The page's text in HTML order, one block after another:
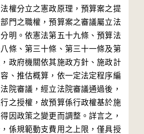
權分立之憲政原理，預算案之提
門之職權，預算案之審議屬立法
明。依憲法第五十九條、預算法
條、第三十條、第三十一條及第
政府機關依其施政方針、施政計
、推估概算，依一定法定程序編
院審議，經立法院審議通過後，
之授權，故預算係行政權基於施
因政策之變更而調整。詳言之，
係規範動支費用之上限，僅具授